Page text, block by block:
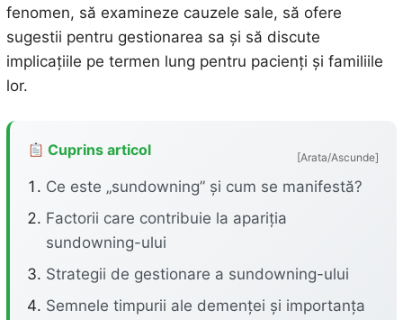
fenomen, să examineze cauzele sale, să ofere
sugestii pentru gestionarea sa și să discute
implicațiile pe termen lung pentru pacienți și familiile
lor.
Cuprins articol [Arata/Ascunde]
Ce este „sundowning” și cum se manifestă?
Factorii care contribuie la apariția
sundowning-ului
Strategii de gestionare a sundowning-ului
Semnele timpurii ale demenței și importanța